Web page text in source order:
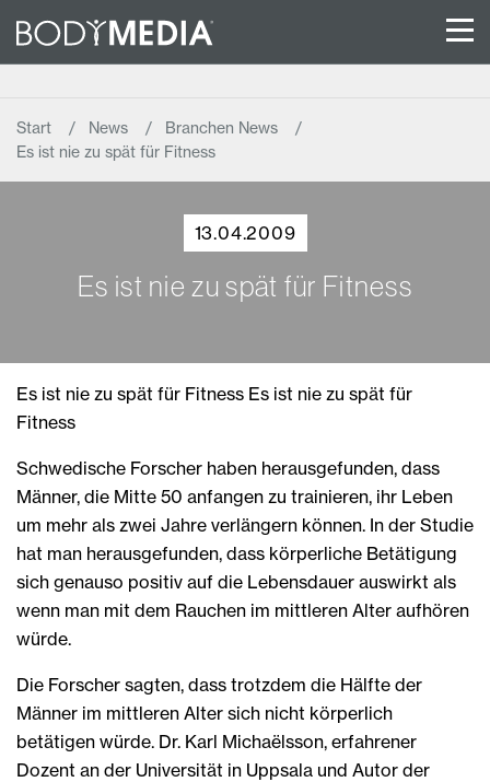
Start News
Branchen News
Es ist nie zu spät für Fitness
13.04.2009
Es ist nie zu spät für Fitness
Es ist nie zu spät für Fitness Es ist nie zu spät für
Fitness
Schwedische Forscher haben herausgefunden, dass
Männer, die Mitte 50 anfangen zu trainieren, ihr Leben
um mehr als zwei Jahre verlängern können. In der Studie
hat man herausgefunden, dass körperliche Betätigung
sich genauso positiv auf die Lebensdauer auswirkt als
wenn man mit dem Rauchen im mittleren Alter aufhören
würde.
Die Forscher sagten, dass trotzdem die Hälfte der
Männer im mittleren Alter sich nicht körperlich
betätigen würde. Dr. Karl Michaëlsson, erfahrener
Dozent an der Universität in Uppsala und Autor der